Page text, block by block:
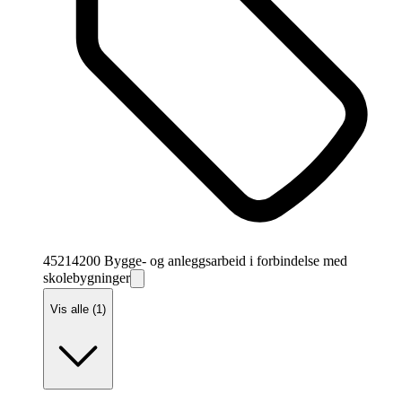
45214200 Bygge- og anleggsarbeid i forbindelse med
skolebygninger
Vis alle (1)